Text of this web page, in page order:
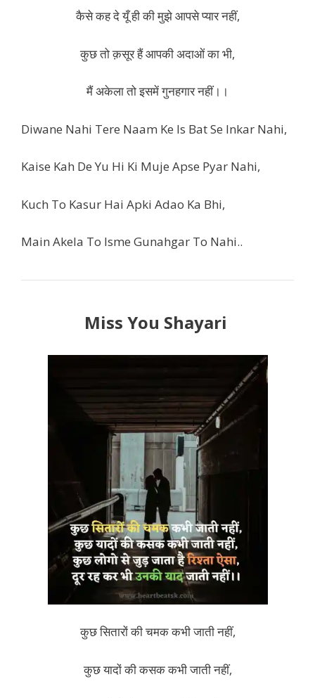
कैसे कह दे यूँ ही की मुझे आपसे प्यार नहीं,
कुछ तो क़सूर हैं आपकी अदाओं का भी,
मैं अकेला तो इसमें गुनहगार नहीं।।
Diwane Nahi Tere Naam Ke Is Bat Se Inkar Nahi,
Kaise Kah De Yu Hi Ki Muje Apse Pyar Nahi,
Kuch To Kasur Hai Apki Adao Ka Bhi,
Main Akela To Isme Gunahgar To Nahi..
Miss You Shayari
कुछ सितारों की चमक कभी जाती नहीं,
कुछ यादों की कसक कभी जाती नहीं,